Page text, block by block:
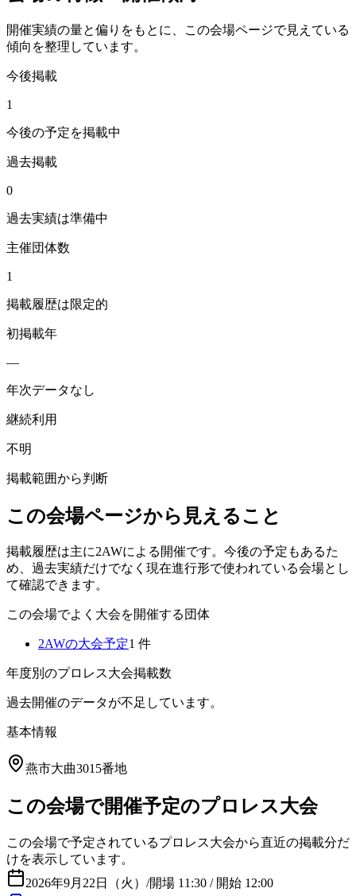
開催実績の量と偏りをもとに、この会場ページで見えている
傾向を整理しています。
今後掲載
1
今後の予定を掲載中
過去掲載
0
過去実績は準備中
主催団体数
1
掲載履歴は限定的
初掲載年
—
年次データなし
継続利用
不明
掲載範囲から判断
この会場ページから見えること
掲載履歴は主に2AWによる開催です。今後の予定もあるた
め、過去実績だけでなく現在進行形で使われている会場とし
て確認できます。
この会場でよく大会を開催する団体
2AWの大会予定1 件
年度別のプロレス大会掲載数
過去開催のデータが不足しています。
基本情報
燕市大曲3015番地
この会場で開催予定のプロレス大会
この会場で予定されているプロレス大会から直近の掲載分だ
けを表示しています。
2026年9月22日（火） /開場 11:30 / 開始 12:00